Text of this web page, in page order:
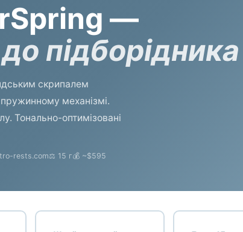
—
підборідника
скрипалем
механізмі.
Тонально-оптимізовані
rests.com⚖️ 15 г💰 ~$595